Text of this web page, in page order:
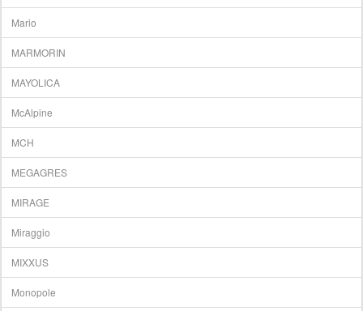
Mario
MARMORIN
MAYOLICA
McAlpine
MCH
MEGAGRES
MIRAGE
Miraggio
MIXXUS
Monopole